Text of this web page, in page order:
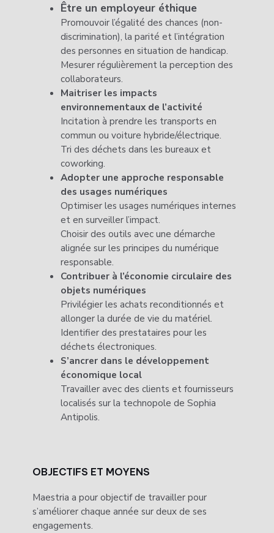
Être un employeur éthique
Promouvoir l’égalité des chances (non-
discrimination), la parité et l’intégration
des personnes en situation de handicap.
Mesurer régulièrement la perception des
collaborateurs.
Maitriser les impacts
environnementaux de l’activité
Incitation à prendre les transports en
commun ou voiture hybride/électrique.
Tri des déchets dans les bureaux et
coworking.
Adopter une approche responsable
des usages numériques
Optimiser les usages numériques internes
et en surveiller l’impact.
Choisir des outils avec une démarche
alignée sur les principes du numérique
responsable.
Contribuer à l’économie circulaire des
objets numériques
Privilégier les achats reconditionnés et
allonger la durée de vie du matériel.
Identifier des prestataires pour les
déchets électroniques.
S’ancrer dans le développement
économique local
Travailler avec des clients et fournisseurs
localisés sur la technopole de Sophia
Antipolis.
OBJECTIFS ET MOYENS
Maestria a pour objectif de travailler pour
s’améliorer chaque année sur deux de ses
engagements.